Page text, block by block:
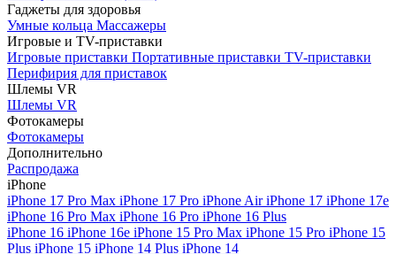
Гаджеты для здоровья
Умные кольца Массажеры
Игровые и TV-приставки
Игровые приставки Портативные приставки TV-приставки
Перифирия для приставок
Шлемы VR
Шлемы VR
Фотокамеры
Фотокамеры
Дополнительно
Распродажа
iPhone
iPhone 17 Pro Max iPhone 17 Pro iPhone AiriPhone 17 iPhone 17e
iPhone 16 Pro Max iPhone 16 Pro iPhone 16 Plus
iPhone 16 iPhone 16e iPhone 15 Pro Max iPhone 15 Pro iPhone 15
Plus iPhone 15 iPhone 14 Plus iPhone 14